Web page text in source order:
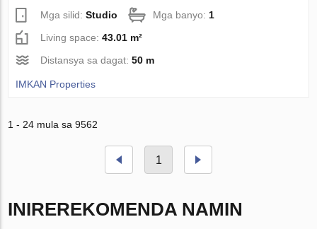
Mga silid:Studio Mga banyo:1
Living space:43.01 m²
Distansya sa dagat:50 m
IMKAN Properties
1 - 24 mula sa 9562
1
INIREREKOMENDA NAMIN